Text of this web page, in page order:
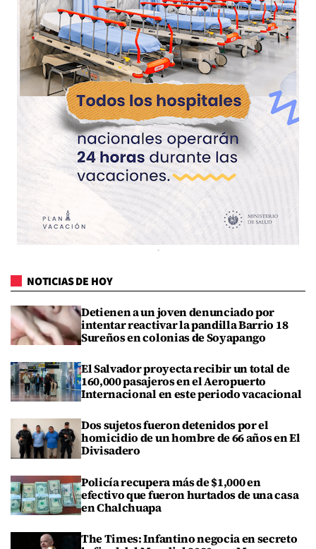
NOTICIAS DE HOY
Detienen a un joven denunciado por
intentar reactivar la pandilla Barrio 18
Sureños en colonias de Soyapango
El Salvador proyecta recibir un total de
160,000 pasajeros en el Aeropuerto
Internacional en este periodo vacacional
Dos sujetos fueron detenidos por el
homicidio de un hombre de 66 años en El
Divisadero
Policía recupera más de $1,000 en
efectivo que fueron hurtados de una casa
en Chalchuapa
The Times: Infantino negocia en secreto